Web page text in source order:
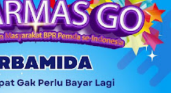
akan tetapi bagi yang tidak
sehat, ia akan merasa terganggu
perkataan aman berasal dari
akar kata dan pengertian sama
. Tidak terlalu sulit menemukan